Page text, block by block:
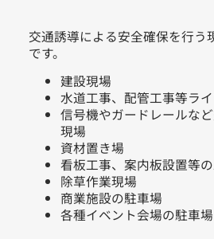
交通誘導による安全確保を行う
です。
建設現場
水道工事、配管工事等ラ
信号機やガードレールな
現場
資材置き場
看板工事、案内板設置等
除草作業現場
商業施設の駐車場
各種イベント会場の駐車